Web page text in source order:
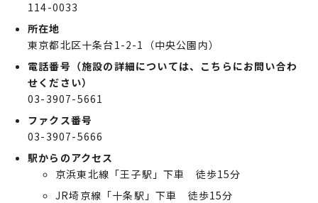
114-0033
所在地
東京都北区十条台1-2-1（中央公園内）
電話番号（施設の詳細については、こちらにお問い合わ
せください）
03-3907-5661
ファクス番号
03-3907-5666
駅からのアクセス
京浜東北線「王子駅」下車 徒歩15分
JR埼京線「十条駅」下車 徒歩15分